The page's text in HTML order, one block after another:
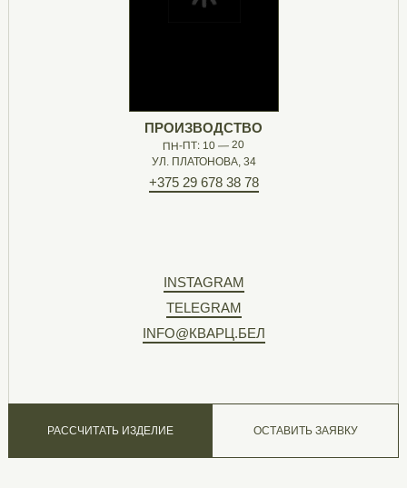
ПРОИЗВОДСТВО
ПН-ПТ: 10 — 20
УЛ. ПЛАТОНОВА, 34
+375 29 678 38 78
INFO@КВАРЦ.БЕЛ
TELEGRAM
INSTAGRAM
ОСТАВИТЬ ЗАЯВКУ
РАССЧИТАТЬ ИЗДЕЛИЕ